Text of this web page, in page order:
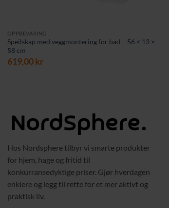
OPPBEVARING
Speilskap med veggmontering for bad – 56 × 13 ×
58 cm
619,00kr
Hos Nordsphere tilbyr vi smarte produkter
for hjem, hage og fritid til
konkurransedyktige priser. Gjør hverdagen
enklere og legg til rette for et mer aktivt og
praktisk liv.